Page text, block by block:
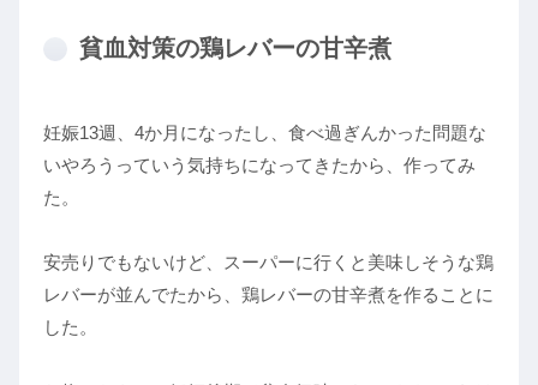
貧血対策の鶏レバーの甘辛煮
妊娠13週、4か月になったし、食べ過ぎんかった問題な
いやろうっていう気持ちになってきたから、作ってみ
た。
安売りでもないけど、スーパーに行くと美味しそうな鶏
レバーが並んでたから、鶏レバーの甘辛煮を作ることに
した。